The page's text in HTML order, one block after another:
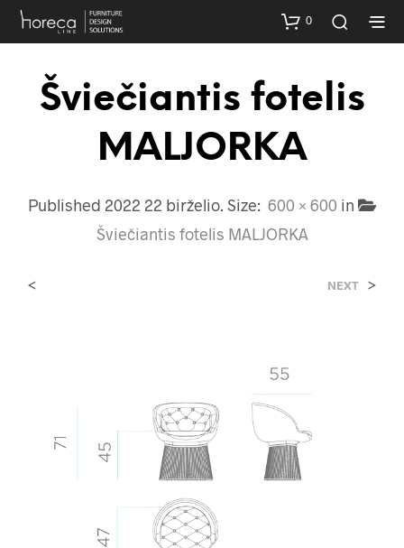
0
Šviečiantis fotelis
MALJORKA
Published 2022 22 birželio. Size: 600 × 600 in
Šviečiantis fotelis MALJORKA
< NEXT >